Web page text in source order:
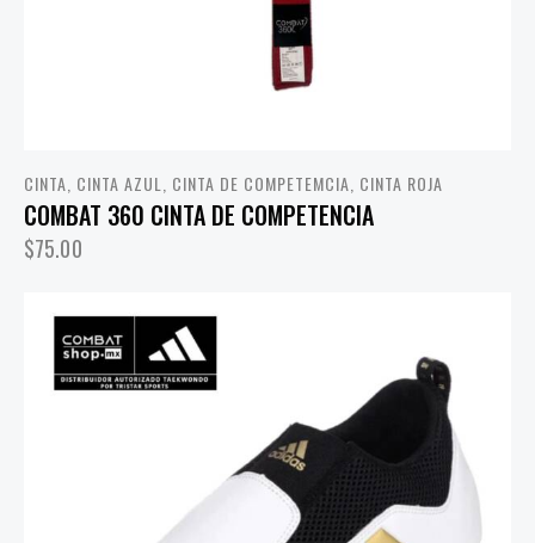
CINTA CINTA AZUL CINTA DE COMPETEMCIA CINTA ROJA
COMBAT 360 CINTA DE COMPETENCIA
$75.00